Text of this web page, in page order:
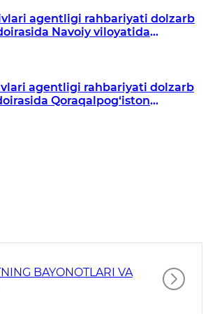
agentligi rahbariyati dolzarb
Navoiy viloyatida
agentligi rahbariyati dolzarb
Qoraqalpog‘iston
BAYONOTLARI VA